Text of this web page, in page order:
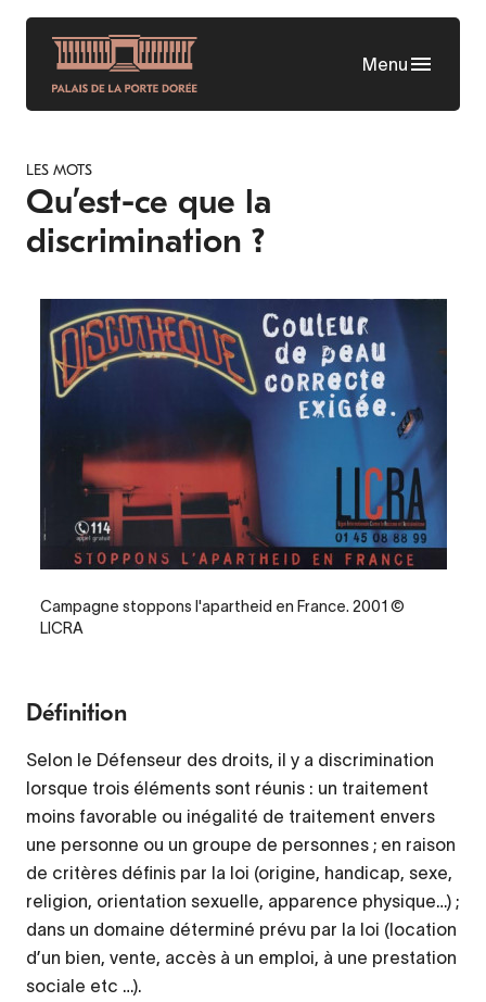
Aller
contenu
principal
Menu
LES MOTS
Qu’est-ce que la
discrimination ?
Legende
Campagne stoppons l'apartheid en France. 2001 ©
LICRA
Définition
Selon le Défenseur des droits, il y a discrimination
lorsque trois éléments sont réunis : un traitement
moins favorable ou inégalité de traitement envers
une personne ou un groupe de personnes ; en raison
de critères définis par la loi (origine, handicap, sexe,
religion, orientation sexuelle, apparence physique…) ;
dans un domaine déterminé prévu par la loi (location
d’un bien, vente, accès à un emploi, à une prestation
sociale etc …).